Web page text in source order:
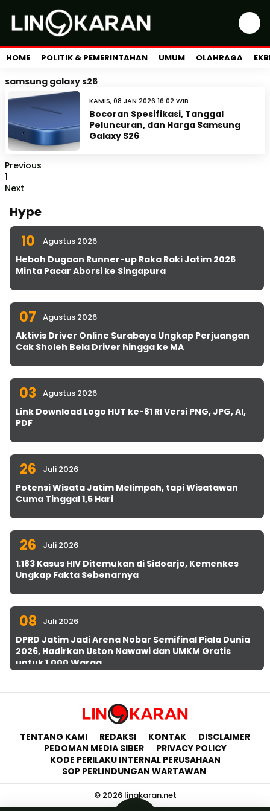
HOME POLITIK & PEMERINTAHAN UMUM OLAHRAGA
samsung galaxy s26
KAMIS, 08 JAN 2026 16:02 WIB
Bocoran Spesifikasi, Tanggal
Peluncuran, dan Harga Samsung
Galaxy S26
Previous
1
Next
Hype
10 Agustus 2026
Heboh Dugaan Runner-up Raka Raki Jatim 2026
Minta Pacar Aborsi ke Singapura
07 Agustus 2026
Aktivis Driver Online Surabaya Ungkap Perjuangan
Cak Sholeh Bela Driver hingga ke MA
03 Agustus 2026
Link Download Logo HUT ke-81 RI Versi PNG, JPG, AI,
PDF
26 Juli 2026
Potensi Wisata Jatim Melimpah, tapi Wisatawan
Cuma Tinggal 1,5 Hari
26 Juli 2026
1.183 Kasus HIV Ditemukan di Sidoarjo, Kemenkes
Ungkap Fakta Sebenarnya
08 Juli 2026
DPRD Jatim Jadi Arena Nobar Semifinal Piala Dunia
2026, Hadirkan Uston Nawawi dan UMKM Gratis
untuk 1.000 Warga
TENTANG KAMI REDAKSI KONTAK
DISCLAIMER
PEDOMAN MEDIA SIBER
PRIVACY POLICY
KODE PERILAKU INTERNAL PERUSAHAAN
SOP PERLINDUNGAN WARTAWAN
© 2026 lingkaran.net